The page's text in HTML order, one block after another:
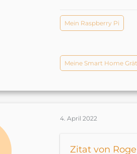
Mein Raspberry Pi
Meine Smart Home
4. April 2022
Zitat von